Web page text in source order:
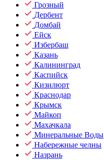
Грозный
Дербент
Домбай
Ейск
Избербаш
Казань
Калининград
Каспийск
Кизилюрт
Краснодар
Крымск
Майкоп
Махачкала
Минеральные Воды
Набережные челны
Назрань